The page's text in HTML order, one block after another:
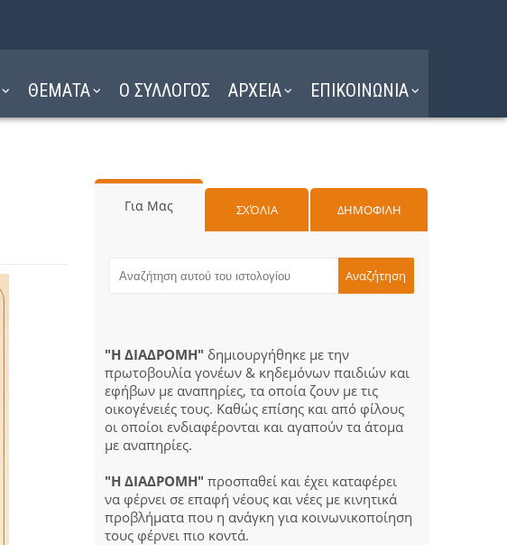
ΘΕΜΑΤΑ Ο ΣΥΛΛΟΓΟΣ ΑΡΧΕΙΑ ΕΠΙΚΟΙΝΩΝΙΑ
Για Μας ΣΧΌΛΙΑ ΔΗΜΟΦΙΛΗ
"Η ΔΙΑΔΡΟΜΗ" δημιουργήθηκε με την
πρωτοβουλία γονέων & κηδεμόνων παιδιών και
εφήβων με αναπηρίες, τα οποία ζουν με τις
οικογένειές τους. Καθώς επίσης και από φίλους
οι οποίοι ενδιαφέρονται και αγαπούν τα άτομα
με αναπηρίες.
"Η ΔΙΑΔΡΟΜΗ" προσπαθεί και έχει καταφέρει
να φέρνει σε επαφή νέους και νέες με κινητικά
προβλήματα που η ανάγκη για κοινωνικοποίηση
τους φέρνει πιο κοντά.